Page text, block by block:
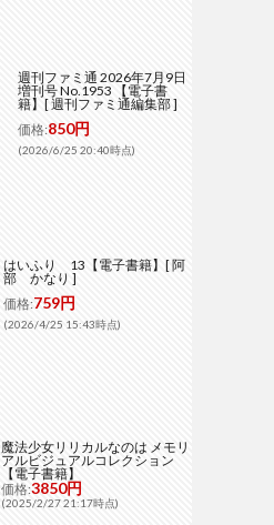
週刊ファミ通 2026年7月9日
増刊号 No.1953 【電子書
籍】[ 週刊ファミ通編集部 ]
価格:850円
(2026/6/25 20:40時点)
はいふり 13【電子書籍】[ 阿
部 かなり ]
価格:759円
(2026/4/25 15:43時点)
魔法少女リリカルなのは メモリ
アルビジュアルコレクション
【電子書籍】
価格:3850円
(2025/2/27 21:17時点)